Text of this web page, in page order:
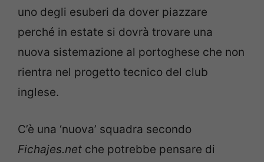
uno degli esuberi da dover piazzare
perché in estate si dovrà trovare una
nuova sistemazione al portoghese che non
rientra nel progetto tecnico del club
inglese.
C’è una ‘nuova’ squadra secondo
Fichajes.net che potrebbe pensare di